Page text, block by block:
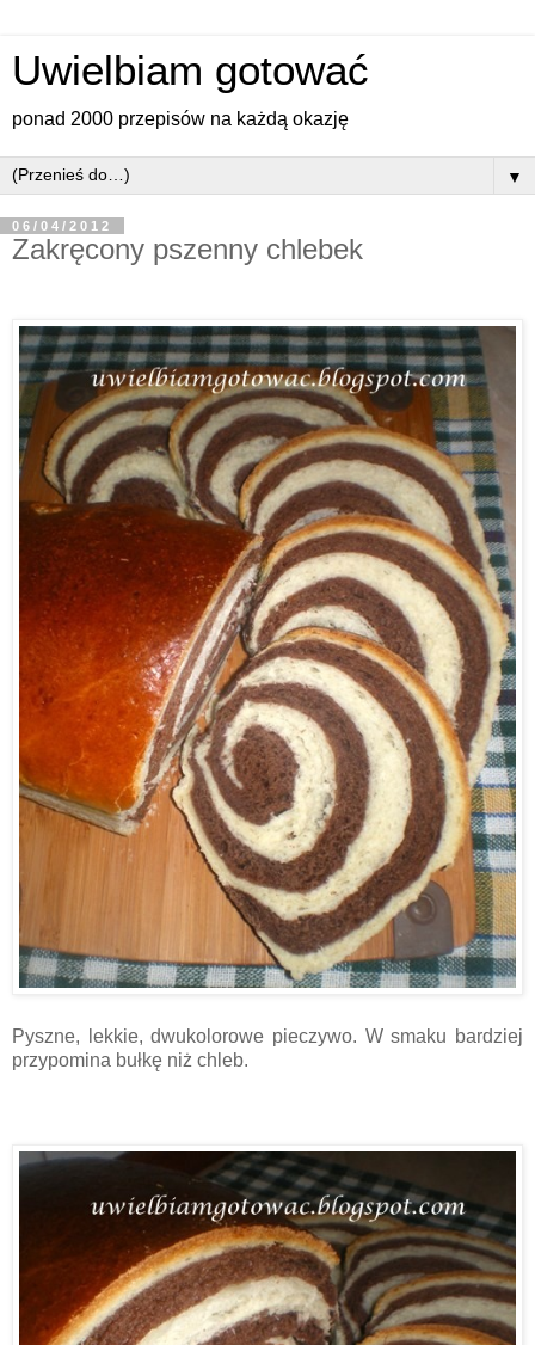
Uwielbiam gotować
ponad 2000 przepisów na każdą okazję
▼
06/04/2012
Zakręcony pszenny chlebek
Pyszne, lekkie, dwukolorowe pieczywo. W smaku bardziej
przypomina bułkę niż chleb.